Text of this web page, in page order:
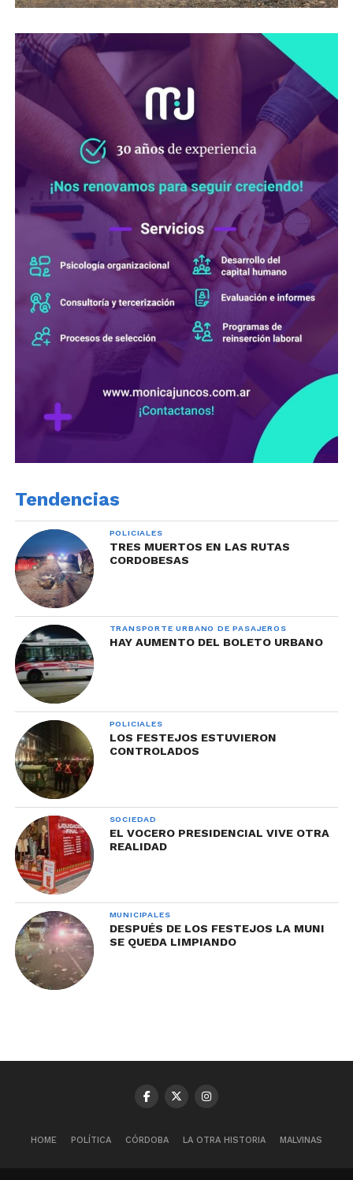
Tendencias
POLICIALES
TRES MUERTOS EN LAS RUTAS
CORDOBESAS
TRANSPORTE URBANO DE PASAJEROS
HAY AUMENTO DEL BOLETO URBANO
POLICIALES
LOS FESTEJOS ESTUVIERON
CONTROLADOS
SOCIEDAD
EL VOCERO PRESIDENCIAL VIVE OTRA
REALIDAD
MUNICIPALES
DESPUÉS DE LOS FESTEJOS LA MUNI
SE QUEDA LIMPIANDO
HOME POLÍTICA CÓRDOBA LA OTRA HISTORIA MALVINAS